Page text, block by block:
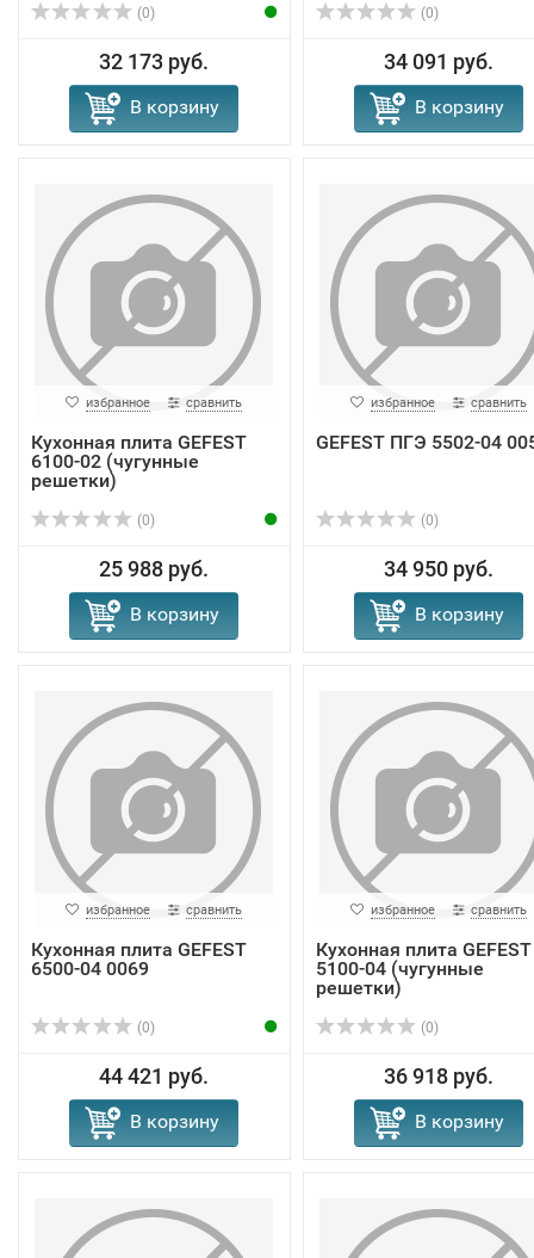
(0)
32 173 руб.
В корзину
(0)
34 091 руб.
В корзину
избранное сравнить
Кухонная плита GEFEST
6100-02 (чугунные
решетки)
(0)
25 988 руб.
В корзину
избранное сравнить
GEFEST ПГЭ 5502-04
(0)
34 950 руб.
В корзину
избранное сравнить
Кухонная плита GEFEST
6500-04 0069
(0)
44 421 руб.
В корзину
избранное сравнить
Кухонная плита GEFEST
5100-04 (чугунные
решетки)
(0)
36 918 руб.
В корзину